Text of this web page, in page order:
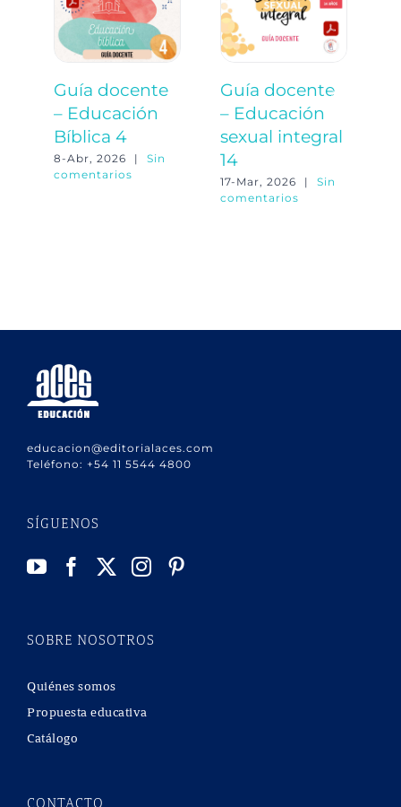
Guía docente
– Educación
Bíblica 4
8-Abr, 2026 |
Sin
comentarios
Guía docente
– Educación
sexual integral
14
17-Mar, 2026 |
Sin
comentarios
educacion@editorialaces.com
Teléfono: +54 11 5544 4800
SÍGUENOS
SOBRE NOSOTROS
Quiénes somos
Propuesta educativa
Catálogo